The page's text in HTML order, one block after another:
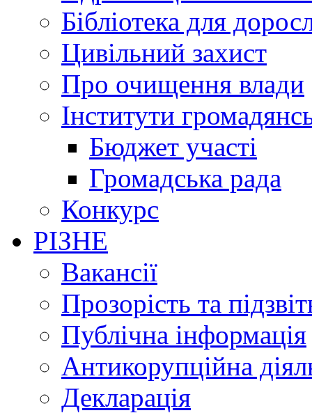
Бібліотека для
Цивільний захист
Про очищення влади
Інститути
Бюджет участі
Громадська рада
Конкурс
РІЗНЕ
Вакансії
Прозорість та
Публічна інформація
Антикорупційна
Декларація